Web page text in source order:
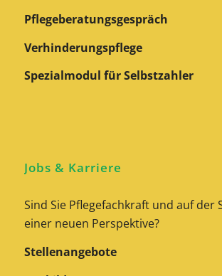
Pflegeberatungs­gespräch
Verhinderungspflege
Spezialmodul für Selbstzahler
Jobs & Karriere
Sind Sie Pflegefachkraft und auf der
einer neuen Perspektive?
Stellenangebote